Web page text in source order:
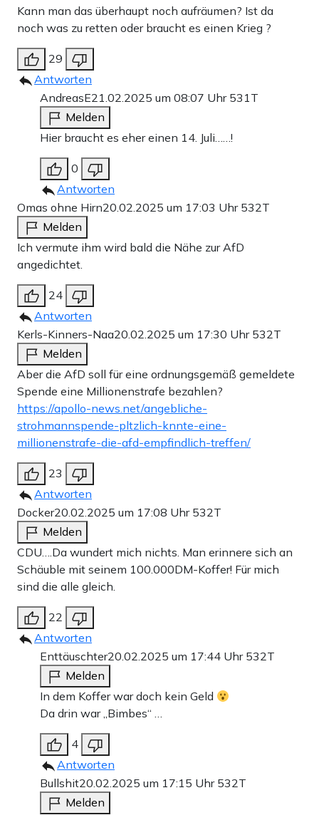
Kann man das überhaupt noch aufräumen? Ist da
noch was zu retten oder braucht es einen Krieg ?
29
Antworten
AndreasE21.02.2025 um 08:07 Uhr 531T
Melden
Hier braucht es eher einen 14. Juli……!
0
Antworten
Omas ohne Hirn20.02.2025 um 17:03 Uhr 532T
Melden
Ich vermute ihm wird bald die Nähe zur AfD
angedichtet.
24
Antworten
Kerls-Kinners-Naa20.02.2025 um 17:30 Uhr 532T
Melden
Aber die AfD soll für eine ordnungsgemäß gemeldete
Spende eine Millionenstrafe bezahlen?
https://apollo-news.net/angebliche-
strohmannspende-pltzlich-knnte-eine-
millionenstrafe-die-afd-empfindlich-treffen/
23
Antworten
Docker20.02.2025 um 17:08 Uhr 532T
Melden
CDU….Da wundert mich nichts. Man erinnere sich an
Schäuble mit seinem 100.000DM-Koffer! Für mich
sind die alle gleich.
22
Antworten
Enttäuschter20.02.2025 um 17:44 Uhr 532T
Melden
In dem Koffer war doch kein Geld
Da drin war „Bimbes“ …
4
Antworten
Bullshit20.02.2025 um 17:15 Uhr 532T
Melden